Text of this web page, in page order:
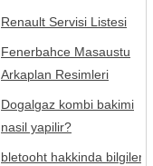
Renault Servisi Listesi
Fenerbahce Masaustu
Arkaplan Resimleri
Dogalgaz kombi bakimi
nasil yapilir?
bletooht hakkinda bilgiler